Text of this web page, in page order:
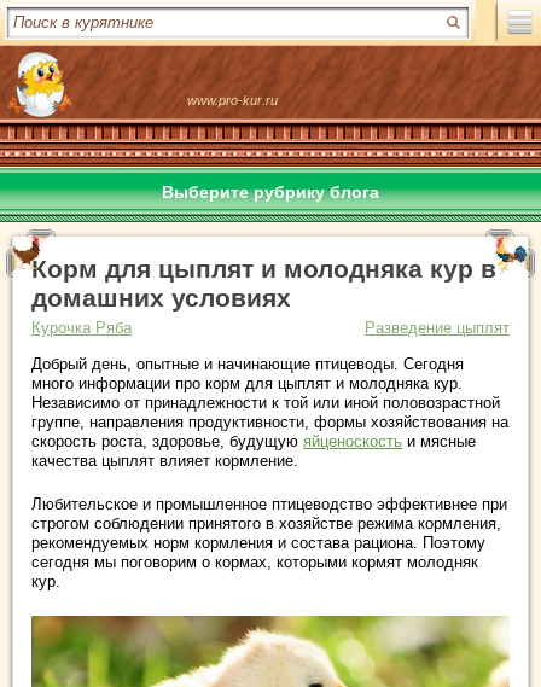
www.pro-kur.ru
Выберите рубрику блога
Корм для цыплят и молодняка кур в
домашних условиях
Курочка Ряба
Разведение цыплят
Добрый день, опытные и начинающие птицеводы. Сегодня
много информации про корм для цыплят и молодняка кур.
Независимо от принадлежности к той или иной половозрастной
группе, направления продуктивности, формы хозяйствования на
скорость роста, здоровье, будущую яйценоскость и мясные
качества цыплят влияет кормление.
Любительское и промышленное птицеводство эффективнее при
строгом соблюдении принятого в хозяйстве режима кормления,
рекомендуемых норм кормления и состава рациона. Поэтому
сегодня мы поговорим о кормах, которыми кормят молодняк
кур.